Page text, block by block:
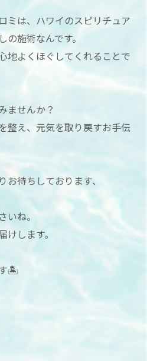
ミは、ハワイのスピリチュア
施術なんです。
地よくほぐしてくれることで
ませんか？
整え、元気を取り戻すお手伝
待ちしております、
いね。
します。
す🏝